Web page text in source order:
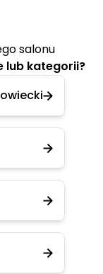
salonu
lub kategorii?